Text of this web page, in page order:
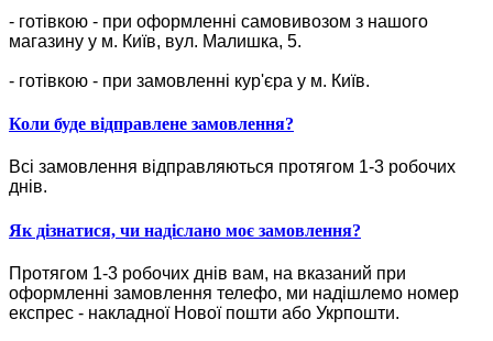
- готівкою - при оформленні самовивозом з нашого
магазину у м. Київ, вул. Малишка, 5.
- готівкою - при замовленні кур'єра у м. Київ.
Коли буде відправлене замовлення?
Всі замовлення відправляються протягом 1-3 робочих
днів.
Як дізнатися, чи надіслано моє замовлення?
Протягом 1-3 робочих днів вам, на вказаний при
оформленні замовлення телефо, ми надішлемо номер
експрес - накладної Нової пошти або Укрпошти.